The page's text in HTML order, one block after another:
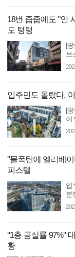
18번 줍줍에도 "안
도 텅텅
[
브
했
입주민도 몰랐다,
[
이
곳
"물폭탄에 엘리베
피스텔
입
분
터
"1층 공실률 97%"
황